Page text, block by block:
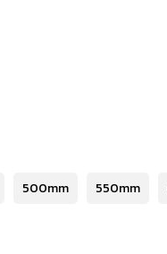
500mm 550mm